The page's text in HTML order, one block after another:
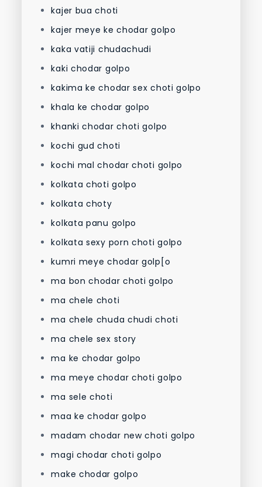
kajer bua choti
kajer meye ke chodar golpo
kaka vatiji chudachudi
kaki chodar golpo
kakima ke chodar sex choti golpo
khala ke chodar golpo
khanki chodar choti golpo
kochi gud choti
kochi mal chodar choti golpo
kolkata choti golpo
kolkata choty
kolkata panu golpo
kolkata sexy porn choti golpo
kumri meye chodar golp[o
ma bon chodar choti golpo
ma chele choti
ma chele chuda chudi choti
ma chele sex story
ma ke chodar golpo
ma meye chodar choti golpo
ma sele choti
maa ke chodar golpo
madam chodar new choti golpo
magi chodar choti golpo
make chodar golpo